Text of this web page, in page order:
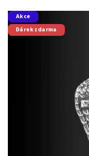
Akce
Dárek zdarma